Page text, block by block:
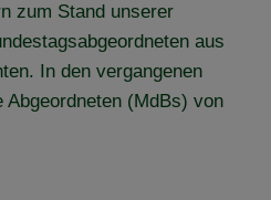
zum Stand unserer
aus
In den vergangenen
Abgeordneten (MdBs) von